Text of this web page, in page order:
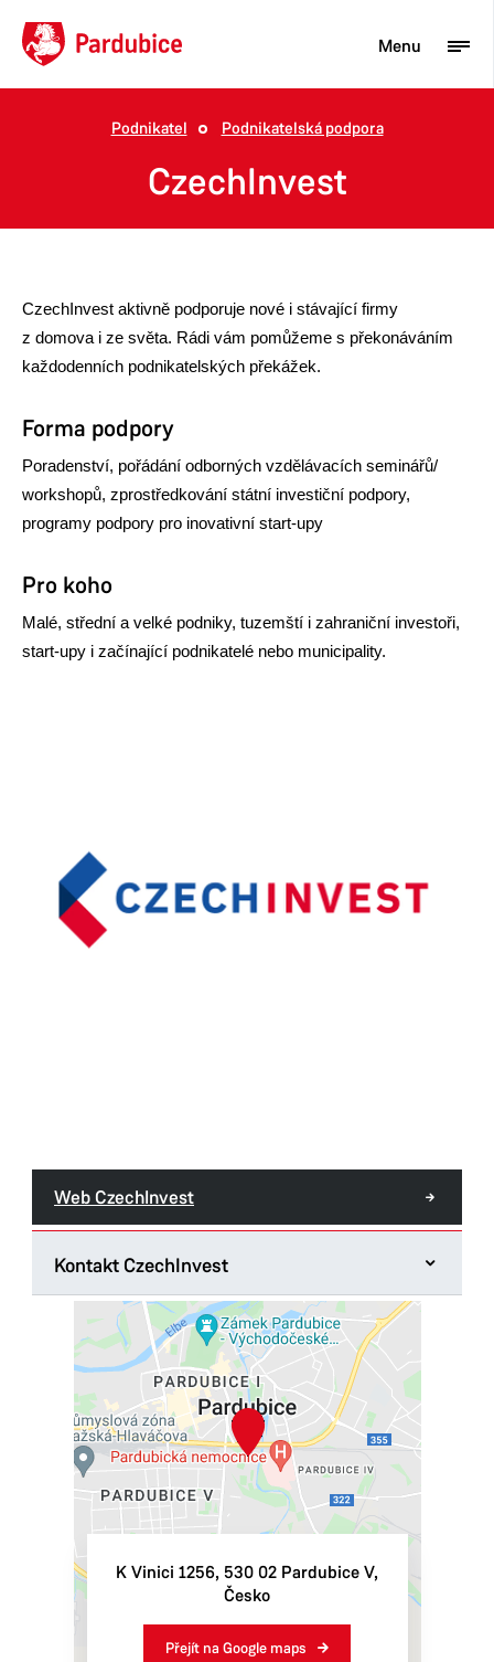
Turista
Město
Podnikatel Podnikatelská podpora
CzechInvest
CzechInvest aktivně podporuje nové i stávající firmy
z domova i ze světa. Rádi vám pomůžeme s překonáváním
každodenních podnikatelských překážek.
Forma podpory
Poradenství, pořádání odborných vzdělávacích seminářů/
workshopů, zprostředkování státní investiční podpory,
programy podpory pro inovativní start-upy
Pro koho
Malé, střední a velké podniky, tuzemští i zahraniční investoři,
start-upy i začínající podnikatelé nebo municipality.
Web CzechInvest
Kontakt CzechInvest
Regionální kancelář CzechInvest pro Pardubický kraj
Jana Palacha 363
530 02 Pardubice
Tel.:296 342 934
E-mail:pardubice@czechinvest.org
K Vinici 1256, 530 02 Pardubice V,
Česko
Přejít na Google maps
Menu